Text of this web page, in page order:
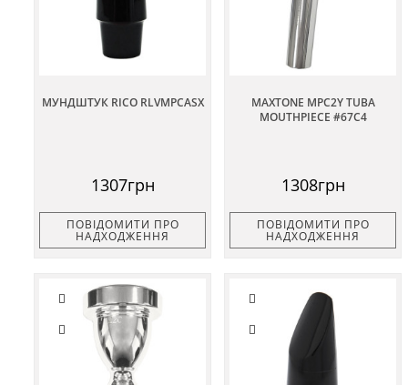
МУНДШТУК RICO RLVMPCASX
1307грн
ПОВІДОМИТИ ПРО
НАДХОДЖЕННЯ
MAXTONE MPC2Y TUBA
MOUTHPIECE #67С4
1308грн
ПОВІДОМИТИ ПРО
НАДХОДЖЕННЯ